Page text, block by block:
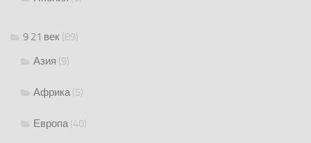
9 21 век (89)
Азия (9)
Африка(5)
Европа(40)